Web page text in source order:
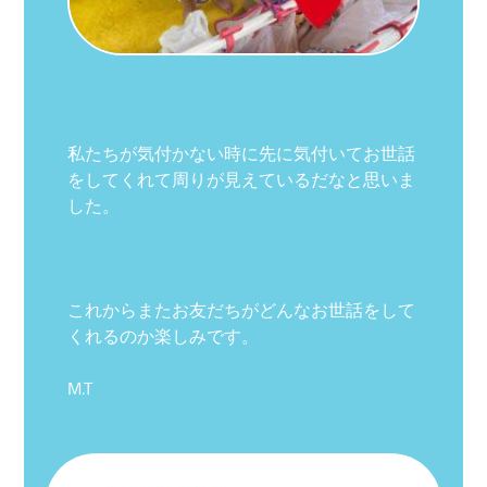
私たちが気付かない時に先に気付いてお世話
をしてくれて周りが見えているだなと思いま
した。
これからまたお友だちがどんなお世話をして
くれるのか楽しみです。
M.T